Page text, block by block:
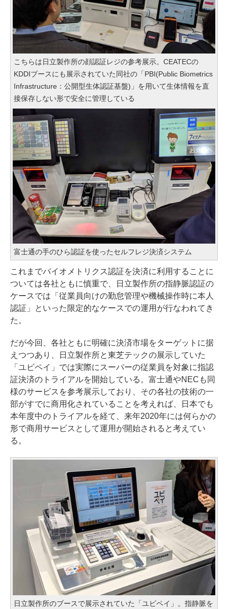
こちらは日立製作所の顔認証レジの参考展示。CEATECの
KDDIブースにも展示されていた同社の「PBI(Public Biometrics
Infrastructure：公開型生体認証基盤)」を用いて生体情報を直
接保存しない形で安全に管理している
富士通の手のひら認証を使ったセルフレジ決済システム
これまでバイオメトリクス認証を決済に利用することに
ついては各社ともに慎重で、日立製作所の指静脈認証の
ケースでは「従業員向けの勤怠管理や機械操作時に本人
認証」といった限定的なケースでの運用が行なわれてき
た。
だが今回、各社ともに明確に決済市場をターゲットに据
えつつあり、日立製作所と東芝テックの展示していた
「ユビペイ」では実際にスーパーの従業員を対象に指認
証決済のトライアルを開始している。富士通やNECも同
様のサービスを参考展示しており、その各社の技術の一
部がすでに商用化されていることを考えれば、日本でも
本年度中のトライアルを経て、来年2020年には何らかの
形で商用サービスとして運用が開始されると考えてい
る。
日立製作所のブースで展示されていた「ユビペイ」。指静脈を